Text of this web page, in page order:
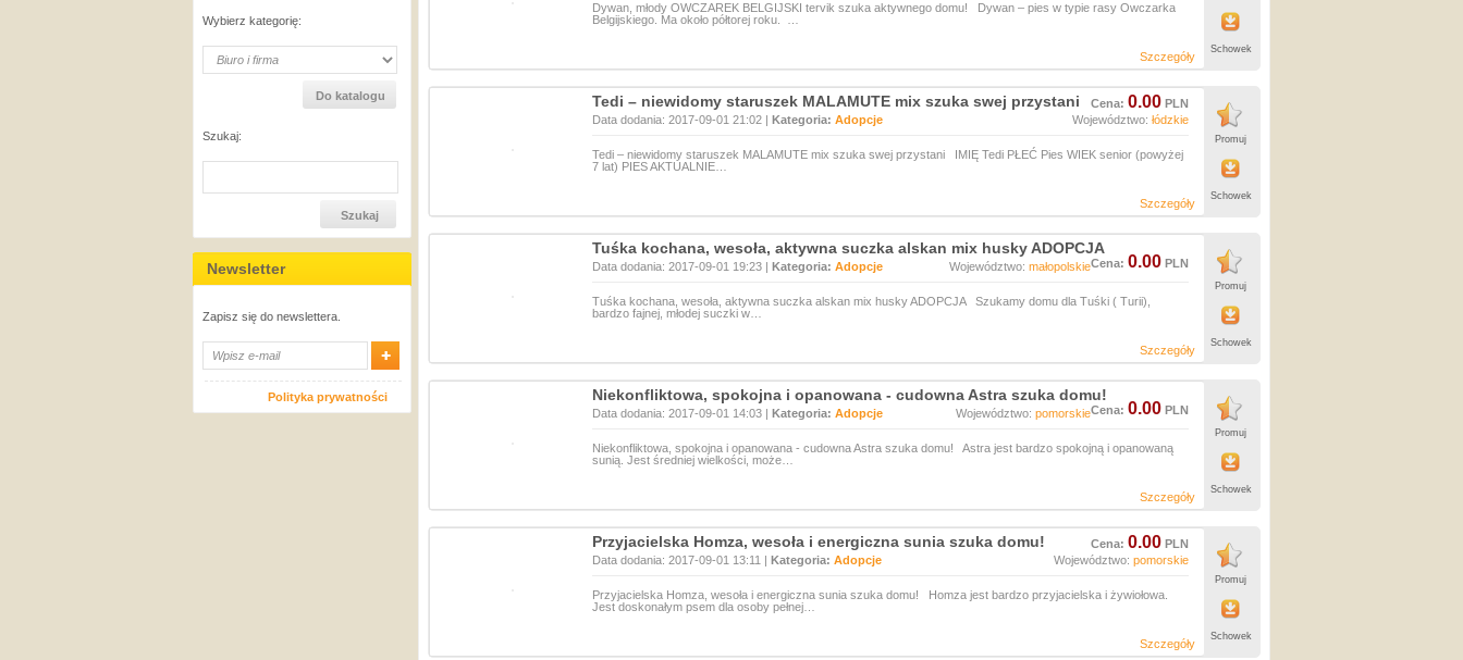
Wybierz kategorię:
Szukaj:
Newsletter
Zapisz się do newslettera.
Polityka prywatności
Dywan, młody OWCZAREK BELGIJSKI tervik szuka aktywnego domu! Dywan – pies w typie rasy Owczarka
Belgijskiego. Ma około półtorej roku. …
Szczegóły
Schowek
Tedi – niewidomy staruszek MALAMUTE mix szuka swej przystani Cena: 0.00 PLN
Data dodania: 2017-09-01 21:02 | Kategoria: Adopcje Województwo: łódzkie
Tedi – niewidomy staruszek MALAMUTE mix szuka swej przystani IMIĘ Tedi PŁEĆ Pies WIEK senior (powyżej
7 lat) PIES AKTUALNIE…
Szczegóły
Promuj
Schowek
Tuśka kochana, wesoła, aktywna suczka alskan mix husky ADOPCJA
Cena: 0.00 PLN
Data dodania: 2017-09-01 19:23 | Kategoria: Adopcje Województwo: małopolskie
Tuśka kochana, wesoła, aktywna suczka alskan mix husky ADOPCJA Szukamy domu dla Tuśki ( Turii),
bardzo fajnej, młodej suczki w…
Szczegóły
Promuj
Schowek
Niekonfliktowa, spokojna i opanowana - cudowna Astra szuka domu!
Cena: 0.00 PLN
Data dodania: 2017-09-01 14:03 | Kategoria: Adopcje Województwo: pomorskie
Niekonfliktowa, spokojna i opanowana - cudowna Astra szuka domu! Astra jest bardzo spokojną i opanowaną
sunią. Jest średniej wielkości, może…
Szczegóły
Promuj
Schowek
Przyjacielska Homza, wesoła i energiczna sunia szuka domu! Cena: 0.00 PLN
Data dodania: 2017-09-01 13:11 | Kategoria: Adopcje Województwo: pomorskie
Przyjacielska Homza, wesoła i energiczna sunia szuka domu! Homza jest bardzo przyjacielska i żywiołowa.
Jest doskonałym psem dla osoby pełnej…
Szczegóły
Promuj
Schowek